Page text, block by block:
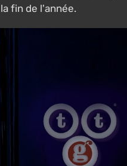
fin de l'année.